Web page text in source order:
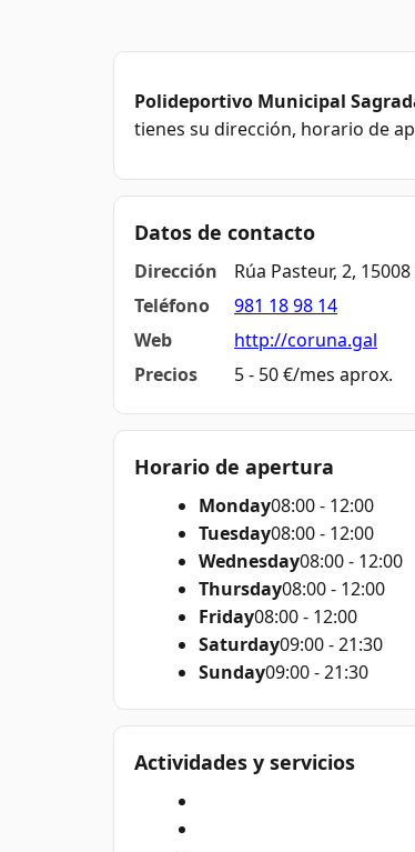
Polideportivo Municipal
tienes su dirección, horario de
Datos de contacto
Dirección
Rúa Pasteur, 2,
Teléfono
981 18 98 14
Web
http://coruna.gal
Precios
5 - 50 €/mes aprox.
Horario de apertura
Monday08:00 - 12:00
Tuesday08:00 - 12:00
Wednesday08:00 - 12:00
Thursday08:00 - 12:00
Friday08:00 - 12:00
Saturday09:00 - 21:30
Sunday09:00 - 21:30
Actividades y servicios